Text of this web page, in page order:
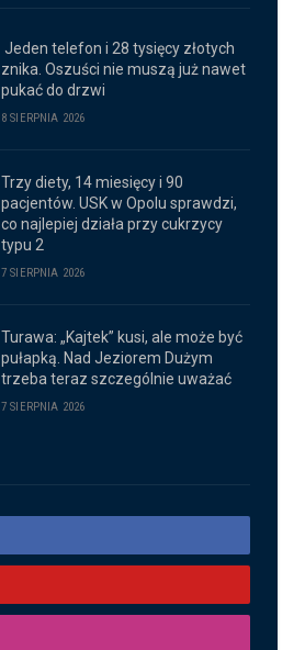
Jeden telefon i 28 tysięcy złotych
znika. Oszuści nie muszą już nawet
pukać do drzwi
8 SIERPNIA 2026
Trzy diety, 14 miesięcy i 90
pacjentów. USK w Opolu sprawdzi,
co najlepiej działa przy cukrzycy
typu 2
7 SIERPNIA 2026
Turawa: „Kajtek” kusi, ale może być
pułapką. Nad Jeziorem Dużym
trzeba teraz szczególnie uważać
7 SIERPNIA 2026